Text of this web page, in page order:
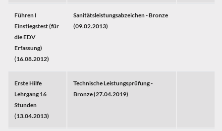
Führen I
Einstiegstest (für
die EDV
Erfassung)
(16.08.2012)
Sanitätsleistungsabzeichen - Bronze
(09.02.2013)
Erste Hilfe
Lehrgang 16
Stunden
(13.04.2013)
Technische Leistungsprüfung -
Bronze (27.04.2019)